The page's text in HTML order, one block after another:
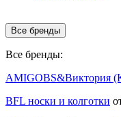
Все бренды
Все бренды:
AMIGOBS&Виктория
BFL носки и колготки